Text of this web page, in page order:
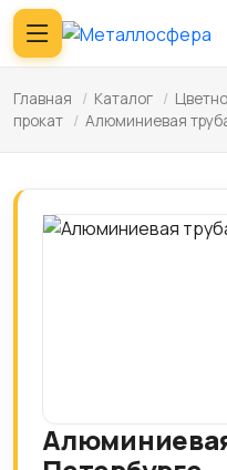
Главная / Каталог /
прокат / Алюминиевая